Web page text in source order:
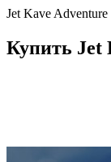
Jet Kave Adventure
Купить Jet